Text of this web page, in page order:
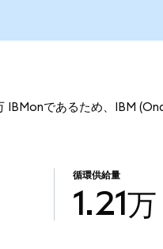
IBMonであるため、IBM
循環供給量
1.21万